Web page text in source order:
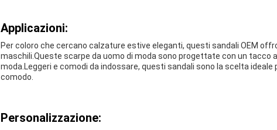
Applicazioni:
Per coloro che cercano calzature estive eleganti, questi sandali OEM
maschili.Queste scarpe da uomo di moda sono progettate con un tacco
moda.Leggeri e comodi da indossare, questi sandali sono la scelta
comodo.
Personalizzazione: